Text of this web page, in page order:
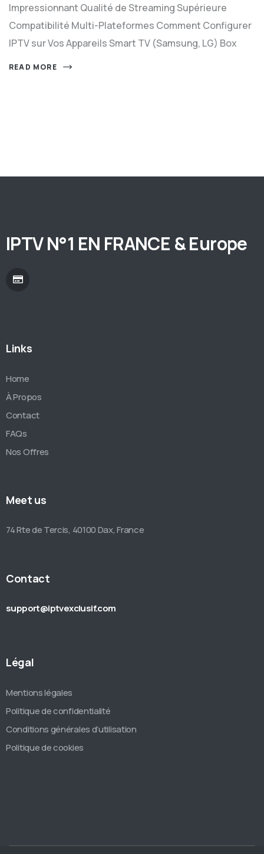
Impressionnant Qualité de Streaming Supérieure
Compatibilité Multi-Plateformes Comment Configurer
IPTV sur Vos Appareils Smart TV (Samsung, LG) Box
READ MORE
IPTV N°1 EN FRANCE & Europe
Links
Home
À Propos
Contact
FAQs
Nos Offres
Meet us
74 Rte de Tercis, 40100 Dax, France
Contact
support@iptvexclusif.com
Légal
Mentions légales
Politique de confidentialité
Conditions générales d’utilisation
Politique de cookies